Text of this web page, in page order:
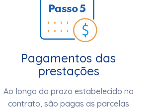
Pagamentos das
prestações
Ao longo do prazo estabelecido no
contrato, são pagas as parcelas